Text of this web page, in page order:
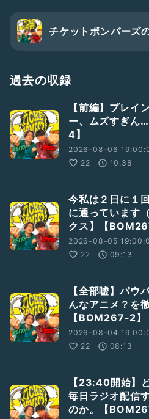
チケットボンバーズ
過去の収録
【前編】プレイ
ー、ムズすぎん
4】
2026-08-06
22
10:38
今私は２日に１
に通っています
クス】【
2026-08-05
22
09:13
【全部嘘】パウ
んなアニメ？を
【BOM267-2】
2026-08-04
22
08:13
【23:40開始】
毎日ラジオ配信
のか。【